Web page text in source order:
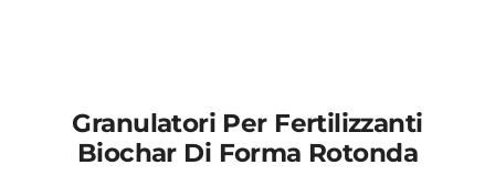
Granulatori Per Fertilizzanti
Biochar Di Forma Rotonda